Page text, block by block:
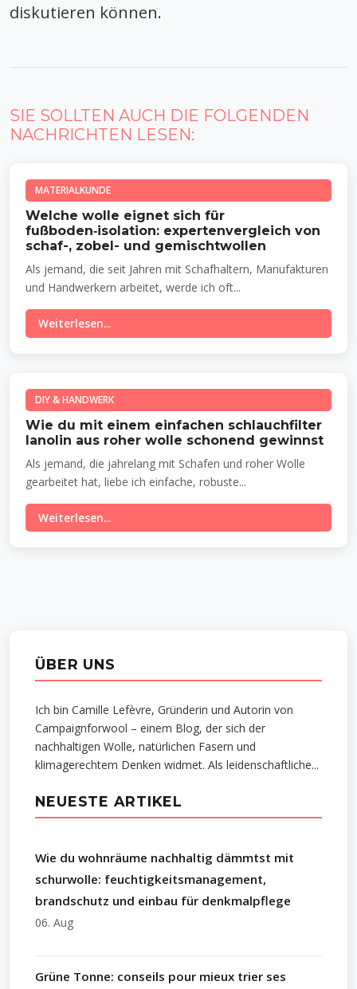
diskutieren können.
SIE SOLLTEN AUCH DIE FOLGENDEN
NACHRICHTEN LESEN:
MATERIALKUNDE
Welche wolle eignet sich für
fußboden‑isolation: expertenvergleich von
schaf-, zobel- und gemischtwollen
Als jemand, die seit Jahren mit Schafhaltern, Manufakturen
und Handwerkern arbeitet, werde ich oft...
Weiterlesen...
DIY & HANDWERK
Wie du mit einem einfachen schlauchfilter
lanolin aus roher wolle schonend gewinnst
Als jemand, die jahrelang mit Schafen und roher Wolle
gearbeitet hat, liebe ich einfache, robuste...
Weiterlesen...
ÜBER UNS
Ich bin Camille Lefèvre, Gründerin und Autorin von
Campaignforwool – einem Blog, der sich der
nachhaltigen Wolle, natürlichen Fasern und
klimagerechtem Denken widmet. Als leidenschaftliche...
NEUESTE ARTIKEL
Wie du wohnräume nachhaltig dämmtst mit
schurwolle: feuchtigkeitsmanagement,
brandschutz und einbau für denkmalpflege
06. Aug
Grüne Tonne: conseils pour mieux trier ses